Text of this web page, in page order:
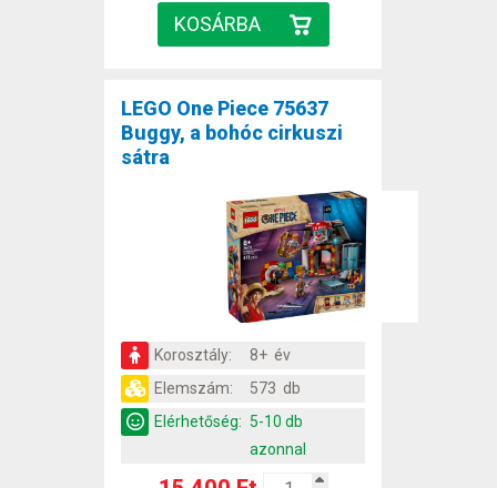
LEGO One Piece 75637
Buggy, a bohóc cirkuszi
sátra
Korosztály:
8+ év
Elemszám:
573 db
Elérhetőség: 5-10 db
azonnal